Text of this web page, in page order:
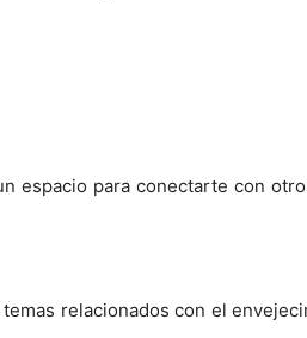
espacio para conectarte con
relacionados con el